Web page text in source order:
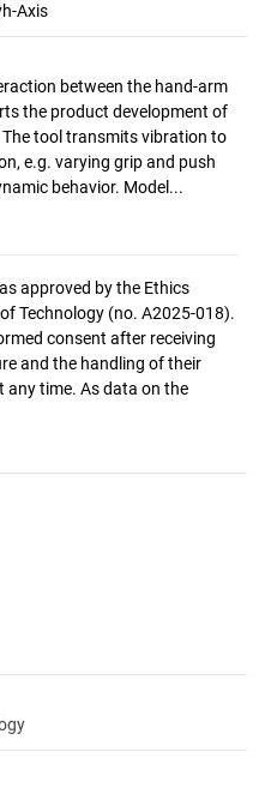
Axis
between the hand-arm
the product development of
tool transmits vibration to
e.g. varying grip and push
behavior. Model...
approved by the Ethics
Technology (no. A2025-018).
consent after receiving
and the handling of their
time. As data on the